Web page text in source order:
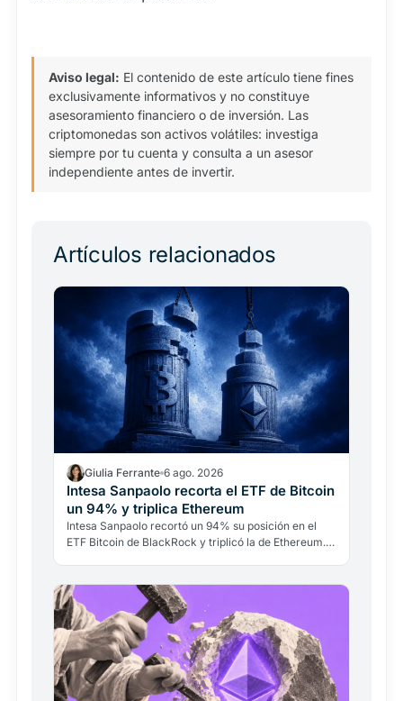
Aviso legal: El contenido de este artículo tiene fines
exclusivamente informativos y no constituye
asesoramiento financiero o de inversión. Las
criptomonedas son activos volátiles: investiga
siempre por tu cuenta y consulta a un asesor
independiente antes de invertir.
Artículos relacionados
Giulia Ferrante 6 ago. 2026
Intesa Sanpaolo recorta el ETF de Bitcoin
un 94% y triplica Ethereum
Intesa Sanpaolo recortó un 94% su posición en el
ETF Bitcoin de BlackRock y triplicó la de Ethereum.